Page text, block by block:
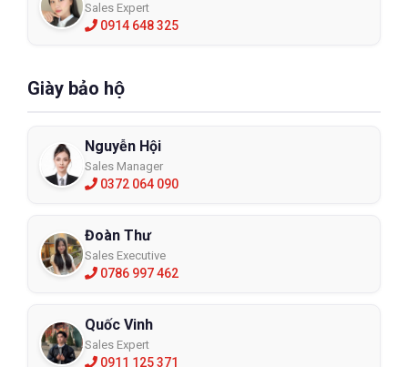
Sales Expert
0914 648 325
Giày bảo hộ
Nguyễn Hội
Sales Manager
0372 064 090
Đoàn Thư
Sales Executive
0786 997 462
Quốc Vinh
Sales Expert
0911 125 371